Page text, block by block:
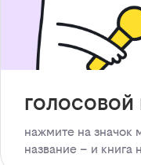
голосовой
нажмите на значок
название – и книга